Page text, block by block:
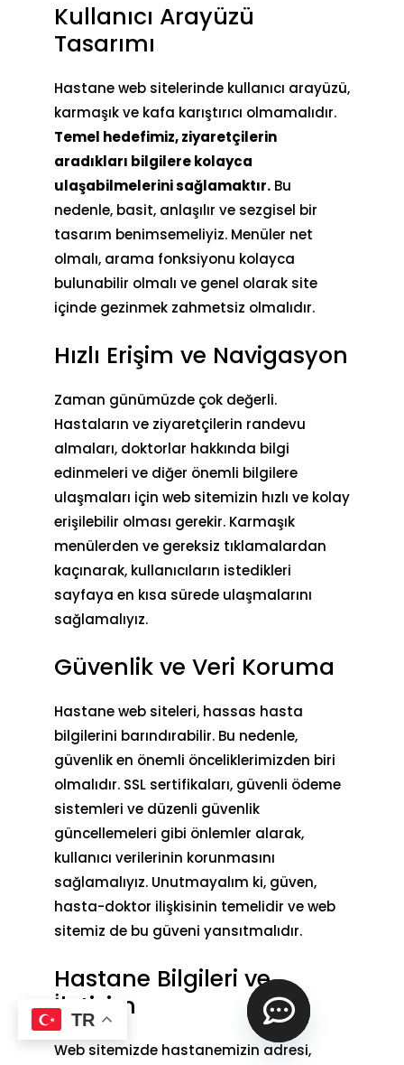
Kullanıcı Arayüzü
Tasarımı
Hastane web sitelerinde kullanıcı arayüzü,
karmaşık ve kafa karıştırıcı olmamalıdır.
Temel hedefimiz, ziyaretçilerin
aradıkları bilgilere kolayca
ulaşabilmelerini sağlamaktır. Bu
nedenle, basit, anlaşılır ve sezgisel bir
tasarım benimsemeliyiz. Menüler net
olmalı, arama fonksiyonu kolayca
bulunabilir olmalı ve genel olarak site
içinde gezinmek zahmetsiz olmalıdır.
Hızlı Erişim ve Navigasyon
Zaman günümüzde çok değerli.
Hastaların ve ziyaretçilerin randevu
almaları, doktorlar hakkında bilgi
edinmeleri ve diğer önemli bilgilere
ulaşmaları için web sitemizin hızlı ve kolay
erişilebilir olması gerekir. Karmaşık
menülerden ve gereksiz tıklamalardan
kaçınarak, kullanıcıların istedikleri
sayfaya en kısa sürede ulaşmalarını
sağlamalıyız.
Güvenlik ve Veri Koruma
Hastane web siteleri, hassas hasta
bilgilerini barındırabilir. Bu nedenle,
güvenlik en önemli önceliklerimizden biri
olmalıdır. SSL sertifikaları, güvenli ödeme
sistemleri ve düzenli güvenlik
güncellemeleri gibi önlemler alarak,
kullanıcı verilerinin korunmasını
sağlamalıyız. Unutmayalım ki, güven,
hasta-doktor ilişkisinin temelidir ve web
sitemiz de bu güveni yansıtmalıdır.
Hastane Bilgileri ve
İletişim
Web sitemizde hastanemizin adresi,
TR
o